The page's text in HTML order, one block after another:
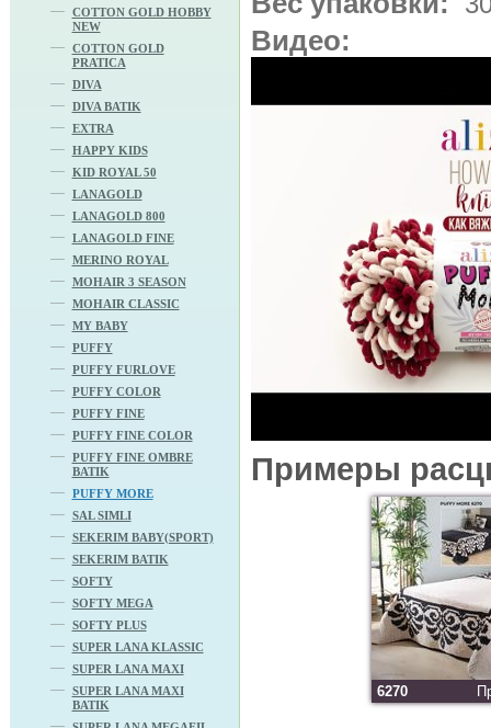
COTTON GOLD HOBBY
NEW
COTTON GOLD
PRATICA
DIVA
DIVA BATIK
EXTRA
HAPPY KIDS
KID ROYAL 50
LANAGOLD
LANAGOLD 800
LANAGOLD FINE
MERINO ROYAL
MOHAIR 3 SEASON
MOHAIR CLASSIC
MY BABY
PUFFY
PUFFY FURLOVE
PUFFY COLOR
PUFFY FINE
PUFFY FINE COLOR
PUFFY FINE OMBRE
BATIK
PUFFY MORE
SAL SIMLI
SEKERIM BABY(SPORT)
SEKERIM BATIK
SOFTY
SOFTY MEGA
SOFTY PLUS
SUPER LANA KLASSIC
SUPER LANA MAXI
SUPER LANA MAXI
BATIK
Видео:
Примеры
6270